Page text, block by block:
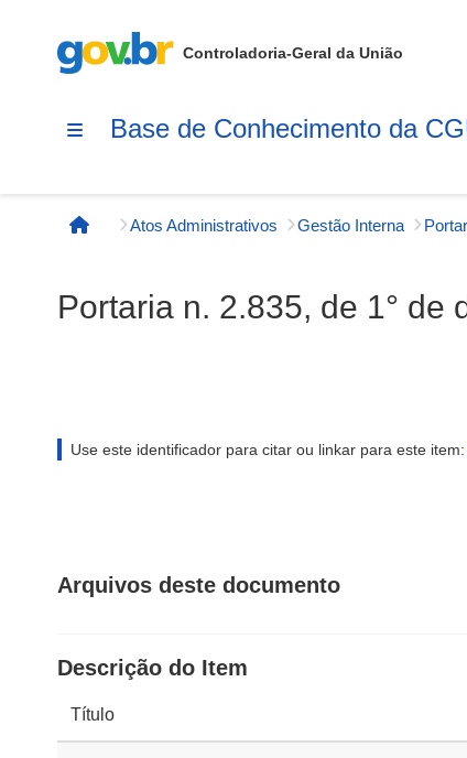
Controladoria-Geral da União
Base de Conhecimento da
Página inicial
Atos Administrativos Gestão Interna
Portaria n. 2.835, de 1° de
Use este identificador para citar ou linkar para este item:
Arquivos deste documento
Descrição do Item
Título